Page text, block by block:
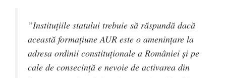
”Instituțiile statului trebuie să răspundă dacă
această formațiune AUR este o amenințare la
adresa ordinii constituționale a României și pe
cale de consecință e nevoie de activarea din